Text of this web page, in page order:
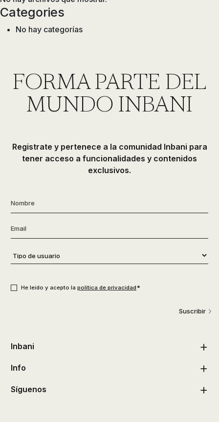
Categories
No hay categorías
FORMA PARTE DEL
MUNDO INBANI
Registrate y pertenece a la comunidad Inbani para
tener acceso a funcionalidades y contenidos
exclusivos.
Nombre
Email
Tipo
de
He leído y acepto la política de privacidad*
Suscribir
Inbani
Info
Síguenos